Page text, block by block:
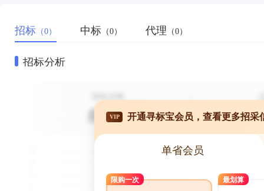
招标 （0） 中标 （0） 代理 （0）
招标分析
VIP 开通寻标宝会员，查看更多招采
单省会员
限购一次 最划算